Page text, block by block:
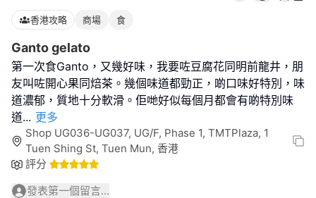
香港攻略 商場 食
Ganto gelato
第一次食Ganto，又幾好味，我要咗豆腐花同明前龍井，朋
友叫咗開心果同焙茶。幾個味道都勁正，啲口味好特別，味
道濃郁，質地十分軟滑。佢哋好似每個月都會有啲特別味
道... 更多
Shop UG036-UG037, UG/F, Phase 1, TMTPlaza, 1
Tuen Shing St, Tuen Mun, 香港
評分
發表第一個留言...